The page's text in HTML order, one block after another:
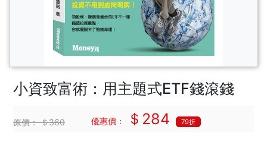
小資致富術：用主題式ETF錢滾錢
原價：＄360 優惠價： ＄284 79折